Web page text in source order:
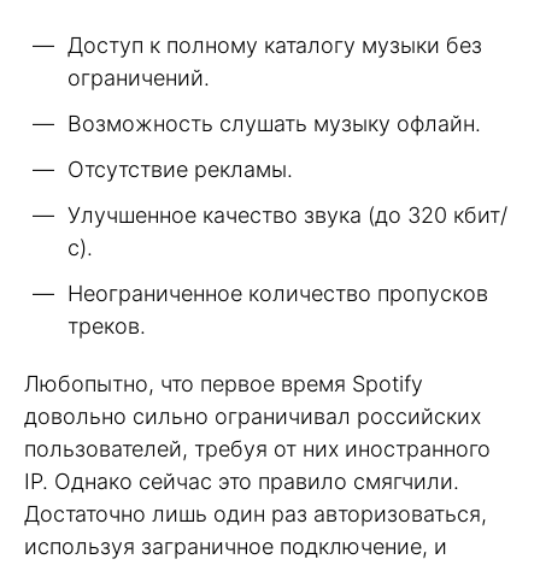
Доступ к полному каталогу музыки без
ограничений.
Возможность слушать музыку офлайн.
Отсутствие рекламы.
Улучшенное качество звука (до 320 кбит/
с).
Неограниченное количество пропусков
треков.
Любопытно, что первое время Spotify
довольно сильно ограничивал российских
пользователей, требуя от них иностранного
IP. Однако сейчас это правило смягчили.
Достаточно лишь один раз авторизоваться,
используя заграничное подключение, и